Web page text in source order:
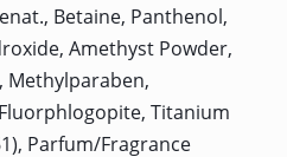
Betaine, Panthenol,
Amethyst Powder,
Methylparaben,
Titanium
Parfum/Fragrance